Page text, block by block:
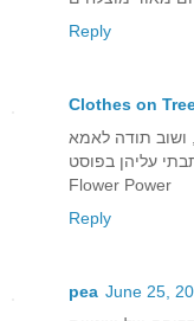
Reply
Clothes on
עליהן בפוסט
Flower Power
Reply
pea June 25,